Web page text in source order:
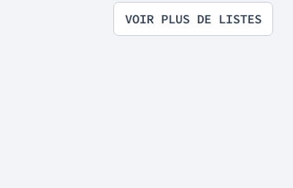
VOIR PLUS DE LISTES